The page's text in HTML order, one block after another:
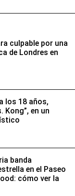
culpable por una
de Londres en
los 18 años,
Kong”, en un
banda
en el Paseo
cómo ver la